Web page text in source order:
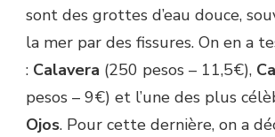
sont des grottes d’eau douce,
la mer par des fissures. On en a
: Calavera (250 pesos – 11,5€),
pesos – 9€) et l’une des plus
Ojos. Pour cette dernière, on a